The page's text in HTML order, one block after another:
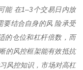
能 在1–3个交易日内放
要结合自身的风 险承受
的仓位和杠杆倍数，而
的风控框架能有效抵抗
风控知识，市场对高杠